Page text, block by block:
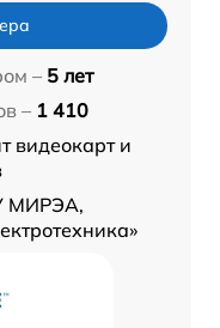
– 5 лет
– 1 410
видеокарт и
МИРЭА,